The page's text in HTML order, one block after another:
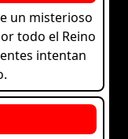
un misterioso
todo el Reino
intentan